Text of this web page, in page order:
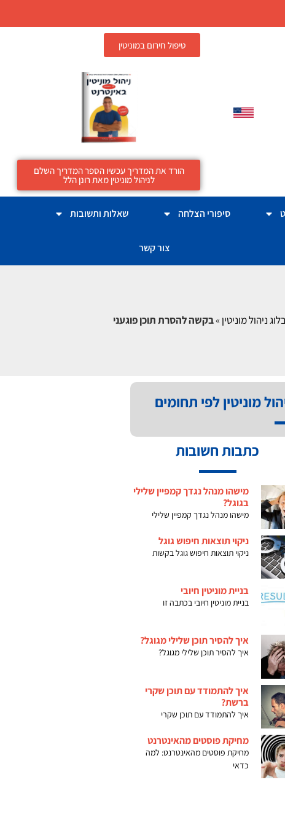
טיפול חירום במוניטין
הורד את המדריך עכשיו הספר המדריך השלם
לניהול מוניטין מאת רונן הלל
סיפורי הצלחה שאלות ותשובות
צור קשר
ניהול מוניטין »בקשה להסרת תוכן פוגעני
מוניטין לפי תחומים
כתבות חשובות
מישהו מנהל נגדך קמפיין שלילי
בגוגל?
מישהו מנהל נגדך קמפיין שלילי
ניקוי תוצאות חיפוש גוגל
ניקוי תוצאות חיפוש גוגל בקשות
בניית מוניטין חיובי
בניית מוניטין חיובי בכתבה זו
איך להסיר תוכן שלילי מגוגל?
איך להסיר תוכן שלילי מגוגל?
איך להתמודד עם תוכן שקרי
ברשת?
איך להתמודד עם תוכן שקרי
מחיקת פוסטים מהאינטרנט
מחיקת פוסטים מהאינטרנט: למה
כדאי